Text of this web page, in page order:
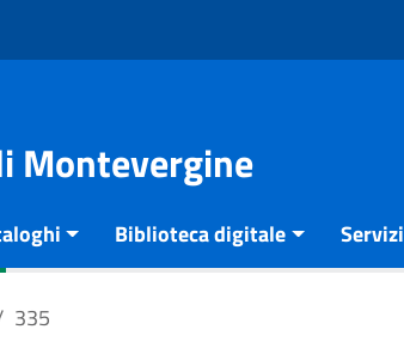
Montevergine
Biblioteca digitale Servizi
335